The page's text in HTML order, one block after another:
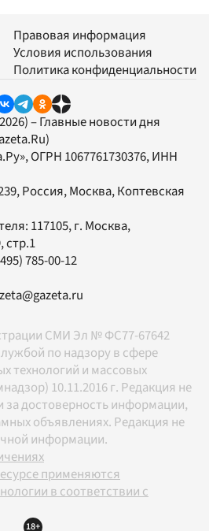
Правовая информация
Условия использования
Политика конфиденциальности
– Главные новости дня
, ОГРН 1067761730376, ИНН
Россия, Москва, Коптевская
117105, г. Москва,
стр.1
785-00-12
СМИ Эл № ФС77-67642
по надзору в сфере
технологий и массовых
10.11.2016 г. Редакция не
за достоверность информации,
объявлениях. Редакция не
информации.
применяются
в соответствии с
18+